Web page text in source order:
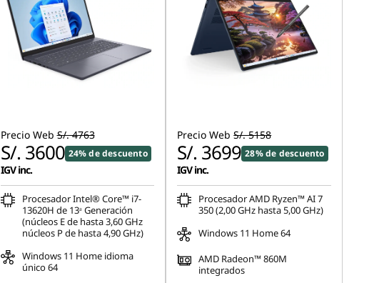
Precio Web S/. 4763
S/. 3600 24% de descuento
IGV inc.
Procesador Intel® Core™ i7-
13620H de 13ᵃ Generación
(núcleos E de hasta 3,60 GHz
núcleos P de hasta 4,90 GHz)
Windows 11 Home idioma
único 64
Precio Web S/. 5158
S/. 3699 28% de descuento
IGV inc.
Procesador AMD Ryzen™ AI 7
350 (2,00 GHz hasta 5,00 GHz)
Windows 11 Home 64
AMD Radeon™ 860M
integrados